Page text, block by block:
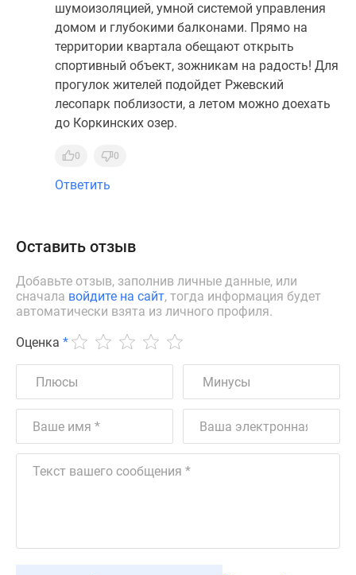
шумоизоляцией, умной системой управления
домом и глубокими балконами. Прямо на
территории квартала обещают открыть
спортивный объект, зожникам на радость! Для
прогулок жителей подойдет Ржевский
лесопарк поблизости, а летом можно доехать
до Коркинских озер.
0 0
Ответить
Оставить отзыв
Добавьте отзыв, заполнив личные данные, или
сначала войдите на сайт, тогда информация будет
автоматически взята из личного профиля.
Оценка *